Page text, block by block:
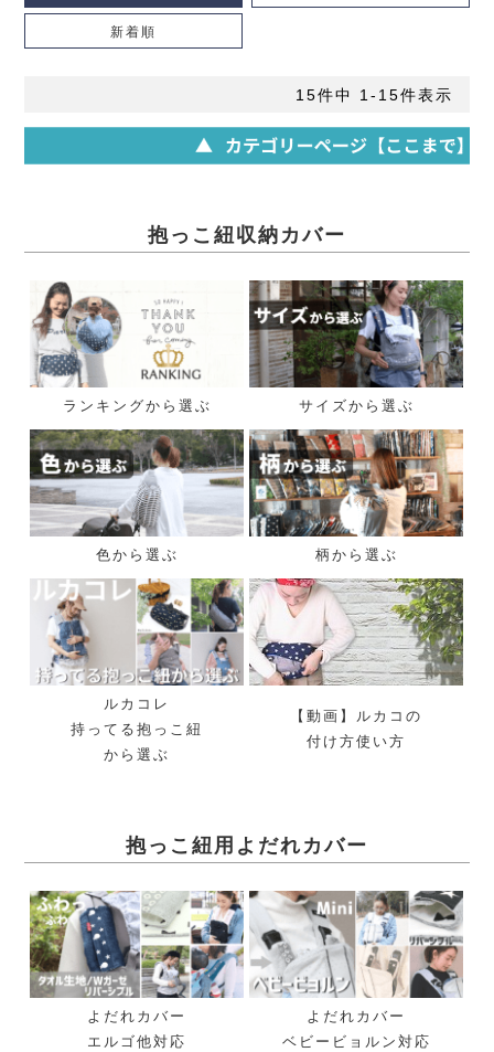
新着順
15件中 1 - 15件表示
抱っこ紐収納カバー
ランキングから選ぶ サイズから選ぶ
色から選ぶ 柄から選ぶ
ルカコレ
持ってる抱っこ紐
から選ぶ
【動画】ルカコの
付け方使い方
抱っこ紐用よだれカバー
よだれカバー
エルゴ他対応
よだれカバー
ベビービョルン対応